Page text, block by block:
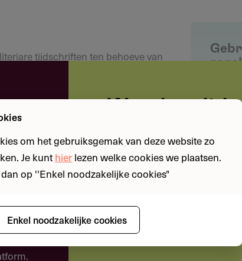
tijdschriften ten behoeve van
rechtspersoon met volledige
activiteit het produceren van een
Deel
Word nu lid
Je bent al lid voor slechts €
Ja, ik wil nu direct lid
om het gebruiksgemak van deze website zo
Je kunt hier lezen welke cookies we plaatsen.
op ''Enkel noodzakelijke cookies"
Enkel noodzakelijke cookies